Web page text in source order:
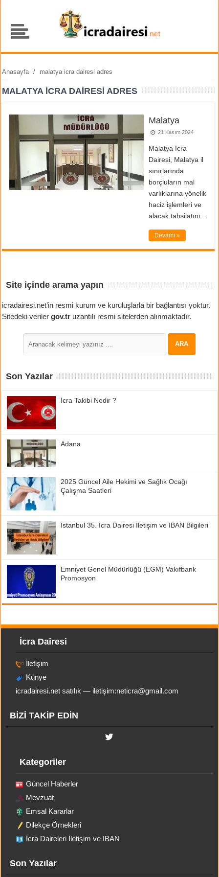
Anasayfa / malatya icra dairesi adres
MALATYA ICRA DAIRESI ADRES
Malatya
21 Kasım 2024
Malatya İcra
Dairesi, Malatya il
sınırlarında
borçluların mal
varlıklarına yönelik
haciz işlemleri ve
alacak tahsilatını...
Devamı »
Site içinde arama yapın
icradairesi.net’in resmi kurum ve kuruluşlarla bir bağlantısı yoktur.
Sitedeki verilergov.tr uzantılı resmi sitelerden alınmaktadır.
Son Yazılar
İcra Takibi Nedir ?
Adana
2025 Güncel Aile Hekimi ve Sağlık Ocağı
Çalışma Saatleri
İstanbul 35. İcra Dairesi İletişim ve IBAN Bilgileri
Emniyet Genel Müdürlüğü (EGM) Vakıfbank
Promosyon
İcra Dairesi
İletişim
Künye
icradairesi.net satılık — iletişim:neticra@gmail.com
BİZİ TAKİP EDİN
Kategoriler
Güncel Haberler
Mevzuat
Emsal Kararlar
Dilekçe Örnekleri
İcra Daireleri İletişim ve IBAN
Son Yazılar